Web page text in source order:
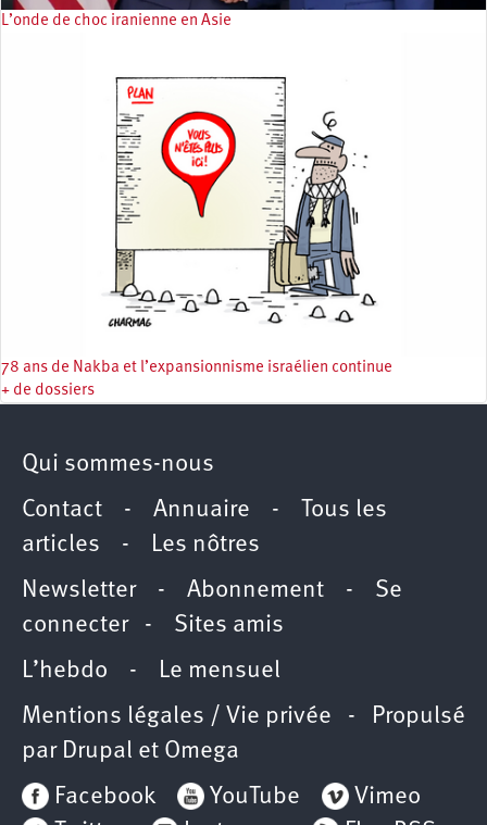
L’onde de choc iranienne en Asie
78 ans de Nakba et l’expansionnisme israélien continue
+ de dossiers
Qui sommes-nous
Contact - Annuaire -
Tous les
articles - Les nôtres
Newsletter- Abonnement - Se
connecter- Sites amis
L’hebdo - Le mensuel
Mentions légales / Vie privée - Propulsé
par Drupal et Omega
Facebook
YouTube
Vimeo